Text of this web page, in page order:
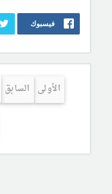
فيسبوك
الأولى السابق